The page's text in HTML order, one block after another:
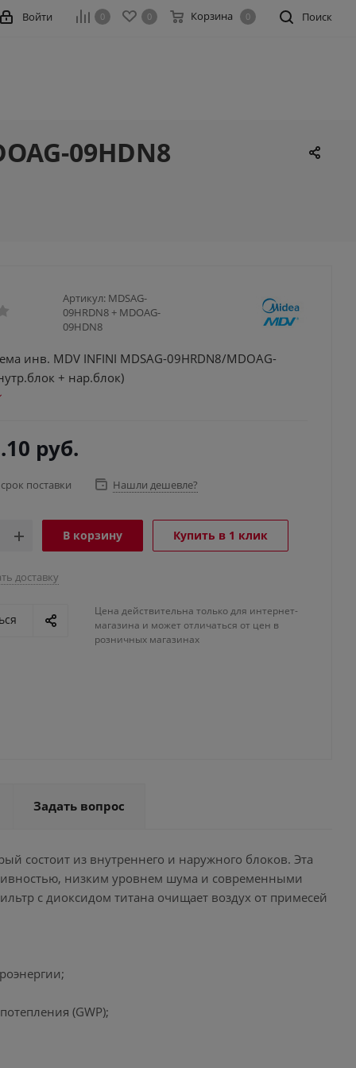
Поиск
0 0 Корзина 0
Войти
09HDN8
Артикул: MDSAG-
09HRDN8 + MDOAG-
09HDN8
инв. MDV INFINI MDSAG-09HRDN8/MDOAG-
+ нар.блок)
руб.
поставки Нашли дешевле?
В корзину Купить в 1 клик
доставку
Цена действительна только для интернет-
магазина и может отличаться от цен в
розничных магазинах
Задать вопрос
состоит из внутреннего и наружного блоков. Эта
низким уровнем шума и современными
с диоксидом титана очищает воздух от примесей
(GWP);